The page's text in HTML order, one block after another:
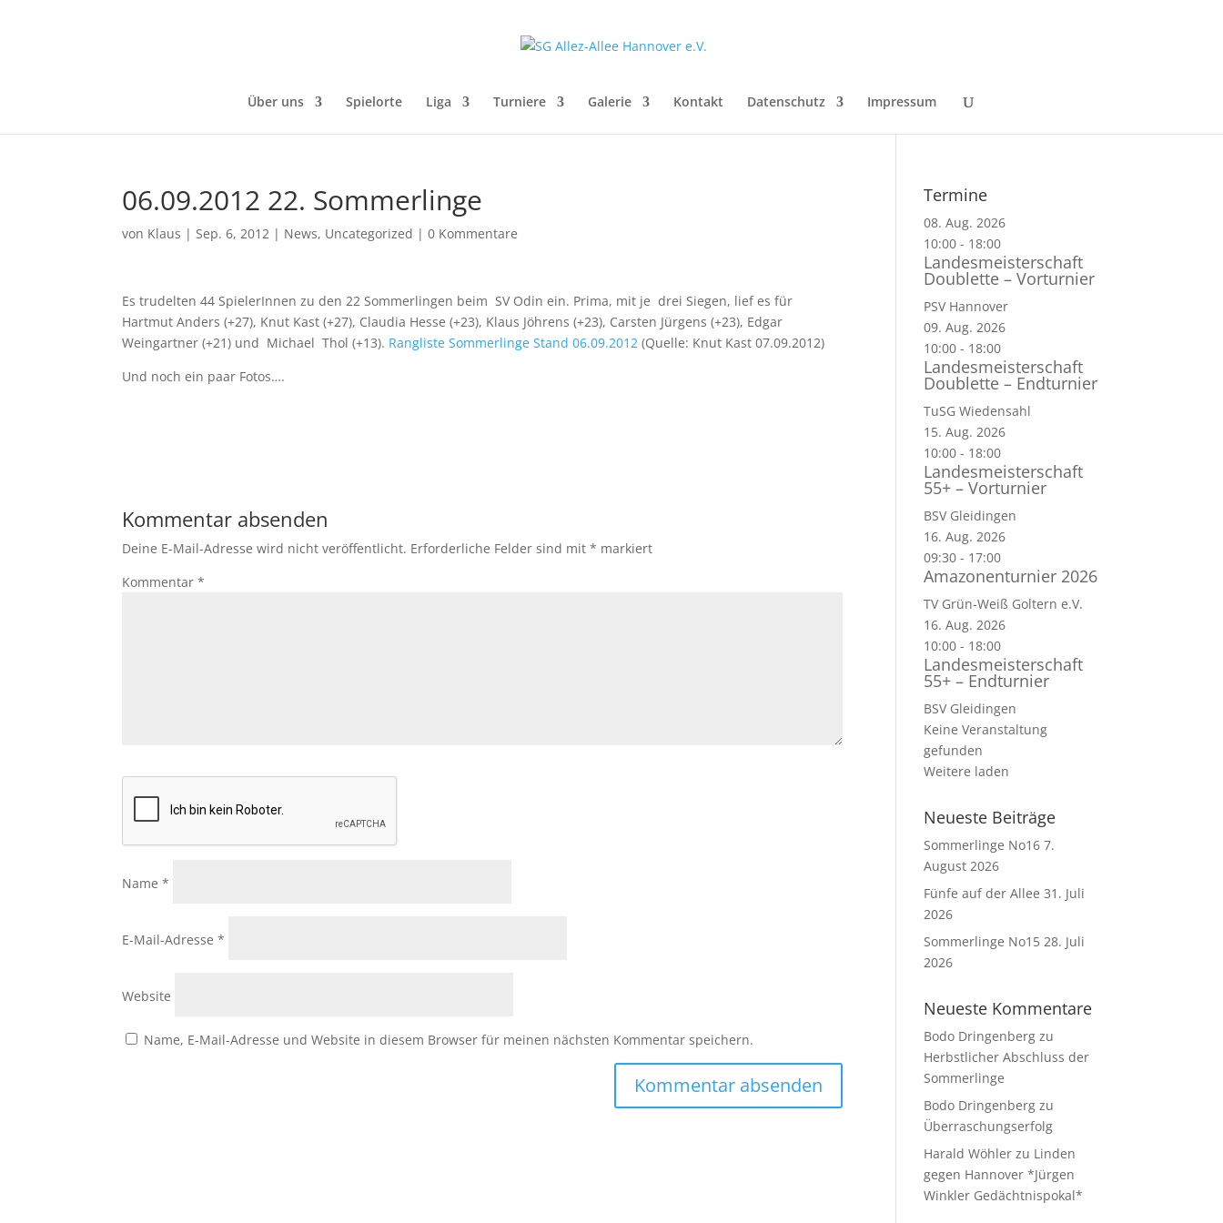
Über uns Spielorte Liga Turniere Galerie Kontakt Datenschutz Impressum
06.09.2012 22. Sommerlinge
von Klaus |Sep. 6, 2012 | News, Uncategorized |0 Kommentare
Es trudelten 44 SpielerInnen zu den 22 Sommerlingen beim SV Odin ein. Prima, mit je drei Siegen, lief es für
Hartmut Anders (+27), Knut Kast (+27), Claudia Hesse (+23), Klaus Jöhrens (+23), Carsten Jürgens (+23), Edgar
Weingartner (+21) und Michael Thol (+13). Rangliste Sommerlinge Stand 06.09.2012 (Quelle: Knut Kast 07.09.2012)
Und noch ein paar Fotos….
Kommentar absenden
Deine E-Mail-Adresse wird nicht veröffentlicht. Erforderliche Felder sind mit* markiert
Kommentar*
Name*
E-Mail-Adresse*
Website
Name, E-Mail-Adresse und Website in diesem Browser für meinen nächsten Kommentar speichern.
Termine
08. Aug. 2026
10:00 - 18:00
Landesmeisterschaft
Doublette – Vorturnier
PSV Hannover
09. Aug. 2026
10:00 - 18:00
Landesmeisterschaft
Doublette – Endturnier
TuSG Wiedensahl
15. Aug. 2026
10:00 - 18:00
Landesmeisterschaft
55+ – Vorturnier
BSV Gleidingen
16. Aug. 2026
09:30 - 17:00
Amazonenturnier 2026
TV Grün-Weiß Goltern e.V.
16. Aug. 2026
10:00 - 18:00
Landesmeisterschaft
55+ – Endturnier
BSV Gleidingen
Keine Veranstaltung
gefunden
Weitere laden
Neueste Beiträge
Sommerlinge No16 7.
August 2026
Fünfe auf der Allee 31. Juli
2026
Sommerlinge No15 28. Juli
2026
Neueste Kommentare
Bodo Dringenberg zu
Herbstlicher Abschluss der
Sommerlinge
Bodo Dringenberg zu
Überraschungserfolg
Harald Wöhler zu Linden
gegen Hannover *Jürgen
Winkler Gedächtnispokal*